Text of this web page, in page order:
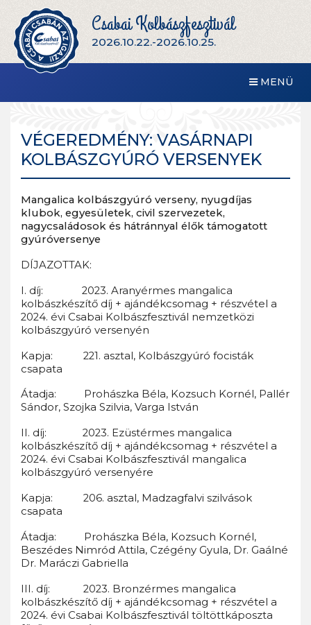
Csabai Kolbászfesztivál
2026.10.22.-2026.10.25.
MENÜ
VÉGEREDMÉNY: VASÁRNAPI
KOLBÁSZGYÚRÓ VERSENYEK
Mangalica kolbászgyúró verseny, nyugdíjas
klubok, egyesületek, civil szervezetek,
nagycsaládosok és hátránnyal élők támogatott
gyúróversenye
DÍJAZOTTAK:
I. díj: 2023. Aranyérmes mangalica
kolbászkészítő díj + ajándékcsomag + részvétel a
2024. évi Csabai Kolbászfesztivál nemzetközi
kolbászgyúró versenyén
Kapja: 221. asztal, Kolbászgyúró focisták
csapata
Átadja: Prohászka Béla, Kozsuch Kornél, Pallér
Sándor, Szojka Szilvia, Varga István
II. díj: 2023. Ezüstérmes mangalica
kolbászkészítő díj + ajándékcsomag + részvétel a
2024. évi Csabai Kolbászfesztivál mangalica
kolbászgyúró versenyére
Kapja: 206. asztal, Madzagfalvi szilvások
csapata
Átadja: Prohászka Béla, Kozsuch Kornél,
Beszédes Nimród Attila, Czégény Gyula, Dr. Gaálné
Dr. Maráczi Gabriella
III. díj: 2023. Bronzérmes mangalica
kolbászkészítő díj + ajándékcsomag + részvétel a
2024. évi Csabai Kolbászfesztivál töltöttkáposzta